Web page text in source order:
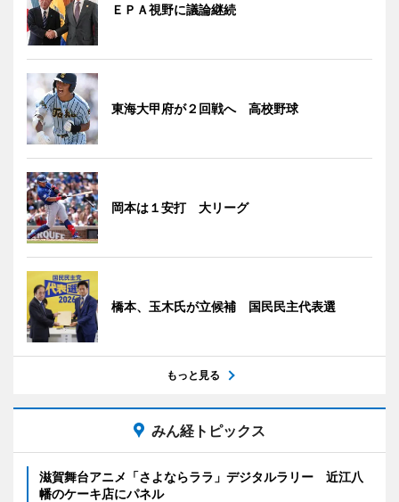
ＥＰＡ視野に議論継続
東海大甲府が２回戦へ 高校野球
岡本は１安打 大リーグ
橋本、玉木氏が立候補 国民民主代表選
もっと見る
みん経トピックス
滋賀舞台アニメ「さよならララ」デジタルラリー 近江八
幡のケーキ店にパネル